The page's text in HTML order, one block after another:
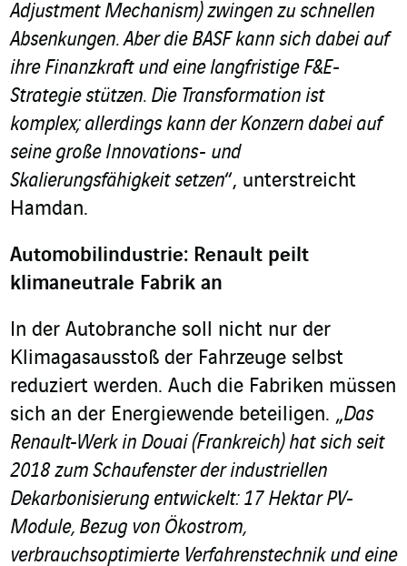
Adjustment Mechanism) zwingen zu schnellen
Absenkungen. Aber die BASF kann sich dabei auf
ihre Finanzkraft und eine langfristige F&E-
Strategie stützen. Die Transformation ist
komplex; allerdings kann der Konzern dabei auf
seine große Innovations- und
Skalierungsfähigkeit setzen“, unterstreicht
Hamdan.
Automobilindustrie: Renault peilt
klimaneutrale Fabrik an
In der Autobranche soll nicht nur der
Klimagasausstoß der Fahrzeuge selbst
reduziert werden. Auch die Fabriken müssen
sich an der Energiewende beteiligen. „Das
Renault-Werk in Douai (Frankreich) hat sich seit
2018 zum Schaufenster der industriellen
Dekarbonisierung entwickelt: 17 Hektar PV-
Module, Bezug von Ökostrom,
verbrauchsoptimierte Verfahrenstechnik und eine